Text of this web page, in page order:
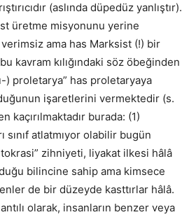
(aslında düpedüz yanlıştır).
üretme misyonunu yerine
ama has Marksist (!) bir
kavram kılığındaki söz öbeğinden
) proletarya” has proletaryaya
işaretlerini vermektedir (s.
kaçırılmaktadır burada: (1)
sınıf atlatmıyor olabilir bugün
zihniyeti, liyakat ilkesi hâlâ
bilincine sahip ama kimsece
de bir düzeyde kasttırlar hâlâ.
olarak, insanların benzer veya